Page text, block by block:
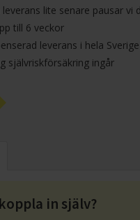
leverans lite senare pausar vi
till 6 veckor
leverans i hela Sverige
självriskförsäkring ingår
in själv?